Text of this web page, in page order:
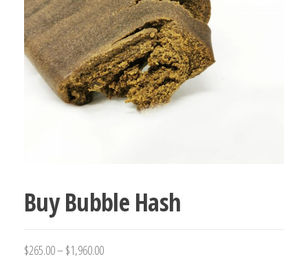
bubba
kush,
bubba
kush
Buy Bubble Hash
$265.00–$1,960.00Price